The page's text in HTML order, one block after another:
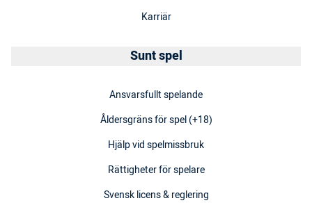
Karriär
Sunt spel
Ansvarsfullt spelande
Åldersgräns för spel (+18)
Hjälp vid spelmissbruk
Rättigheter för spelare
Svensk licens & reglering